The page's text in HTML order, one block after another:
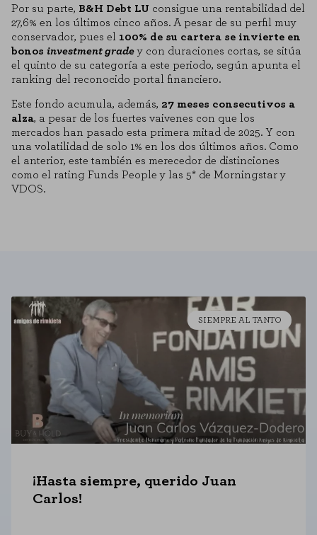
Por su parte, B&H Debt LU consigue una rentabilidad del
27,6% en los últimos cinco años. A pesar de su perfil muy
conservador, pues el 100% de su cartera se invierte en
bonos investment gradey con duraciones cortas, se sitúa
el quinto de su categoría a este periodo, según apunta el
ranking del reconocido portal financiero.
Este fondo acumula, además, 27 meses consecutivos a
alza, a pesar de los fuertes vaivenes con que los
mercados han pasado esta primera mitad de 2025. Y con
una volatilidad de solo 1% en los dos últimos años. Como
el anterior, este también es merecedor de distinciones
como el rating Funds People y las 5* de Morningstar y
VDOS.
SIEMPRE AL TANTO
¡Hasta siempre, querido Juan
Carlos!
CONFIGURACIÓN DE COOKIES
RECHAZAR TODO
HABILITAR TODO
Cookies necesarias
saber qué páginas son las más o menos visitadas, y cómo los visitantes
navegan por el sitio. Toda la información que recogen estas cookies es
agregada y, por lo tanto, es anónima.
GUARDAR CONFIGURACIÓN
Puedes volver a configurar tus cookies desde la sección "Configuración de
cookies" al pie de la página. También puedes consultar nuestra política de cookies